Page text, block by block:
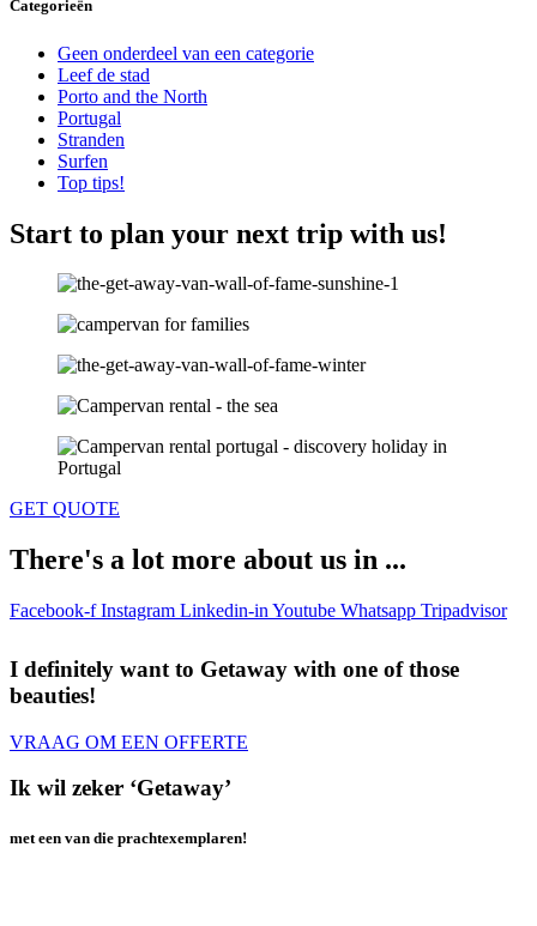
Categorieën
Geen onderdeel van een categorie
Leef de stad
Porto and the North
Portugal
Stranden
Surfen
Top tips!
Start to plan your next trip with us!
GET QUOTE
There's a lot more about us in ...
Facebook-f Instagram Linkedin-in Youtube Whatsapp Tripadvisor
I definitely want to Getaway with one of those
beauties!
VRAAG OM EEN OFFERTE
Ik wil zeker ‘Getaway’
met een van die prachtexemplaren!